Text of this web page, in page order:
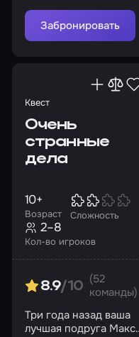
Забронировать
Квест
Очень
странные
дела
Возраст
10+
Сложность
Кол-во игроков
2–8
8.9/10
(52
команды)
Три года назад ваша
лучшая подруга Макс